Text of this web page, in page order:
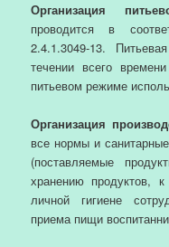
Организация
проводится в
2.4.1.3049-13.
течении всего
питьевом режиме
Организация
все нормы и
(поставляемые
хранению продуктов,
личной гигиене
приема пищи